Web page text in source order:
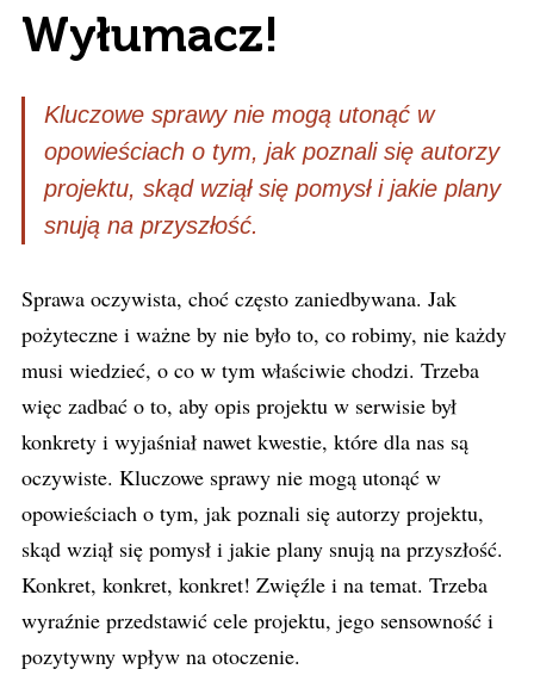
Wyłumacz!
Kluczowe sprawy nie mogą utonąć w
opowieściach o tym, jak poznali się autorzy
projektu, skąd wziął się pomysł i jakie plany
snują na przyszłość.
Sprawa oczywista, choć często zaniedbywana. Jak
pożyteczne i ważne by nie było to, co robimy, nie każdy
musi wiedzieć, o co w tym właściwie chodzi. Trzeba
więc zadbać o to, aby opis projektu w serwisie był
konkrety i wyjaśniał nawet kwestie, które dla nas są
oczywiste. Kluczowe sprawy nie mogą utonąć w
opowieściach o tym, jak poznali się autorzy projektu,
skąd wziął się pomysł i jakie plany snują na przyszłość.
Konkret, konkret, konkret! Zwięźle i na temat. Trzeba
wyraźnie przedstawić cele projektu, jego sensowność i
pozytywny wpływ na otoczenie.